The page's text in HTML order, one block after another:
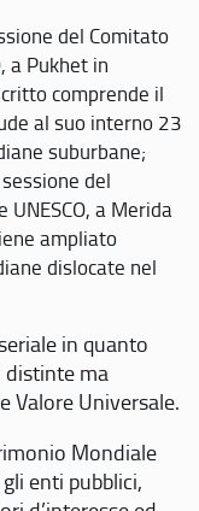
del Comitato
a Pukhet in
comprende il
al suo interno 23
suburbane;
del
a Merida
ampliato
dislocate nel
in quanto
distinte ma
Valore Universale.
Mondiale
enti pubblici,